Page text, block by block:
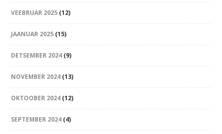
VEEBRUAR 2025 (12)
JAANUAR 2025 (15)
DETSEMBER 2024 (9)
NOVEMBER 2024 (13)
OKTOOBER 2024 (12)
SEPTEMBER 2024 (4)